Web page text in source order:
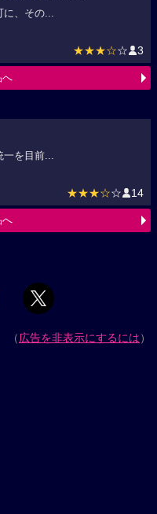
、その...
★★★☆☆ 3
へ
を目前...
★★★☆☆ 14
へ
（広告を非表示にするには）